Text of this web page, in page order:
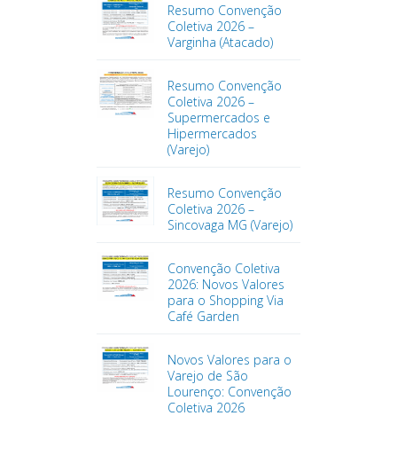
Resumo Convenção
Coletiva 2026 –
Varginha (Atacado)
Resumo Convenção
Coletiva 2026 –
Supermercados e
Hipermercados
(Varejo)
Resumo Convenção
Coletiva 2026 –
Sincovaga MG (Varejo)
Convenção Coletiva
2026: Novos Valores
para o Shopping Via
Café Garden
Novos Valores para o
Varejo de São
Lourenço: Convenção
Coletiva 2026